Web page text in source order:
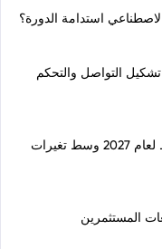
استدامة الدورة؟
تشكيل التواصل والتحكم
جولدمان ساكس يخفض توقعات أسعار النفط لعام 2027 وسط تغيرات
المستثمرين